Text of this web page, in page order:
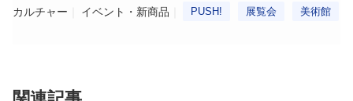
カルチャー イベント・新商品 PUSH! 展覧会 美術館